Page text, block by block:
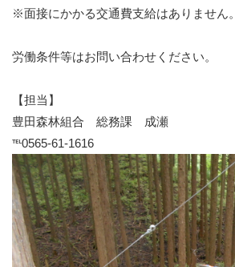
※面接にかかる交通費支給はありません。
労働条件等はお問い合わせください。
【担当】
豊田森林組合 総務課 成瀬
℡0565-61-1616